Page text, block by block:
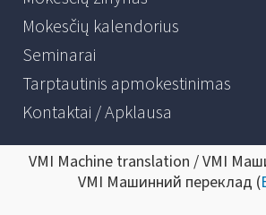
Mokesčių kalendorius
Seminarai
Tarptautinis apmokestinimas
Kontaktai / Apklausa
VMI Machine translation / VMI
VMI Машинний переклад (